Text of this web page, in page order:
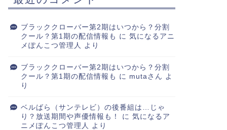
ブラッククローバー第2期はいつから？分割
クール？第1期の配信情報も に 気になるアニ
メぽんこつ管理人 より
ブラッククローバー第2期はいつから？分割
クール？第1期の配信情報も に mutaさん よ
り
ベルばら（サンテレビ）の後番組は…じゃ
り？放送期間や声優情報も！
に 気になるア
ニメぽんこつ管理人 より